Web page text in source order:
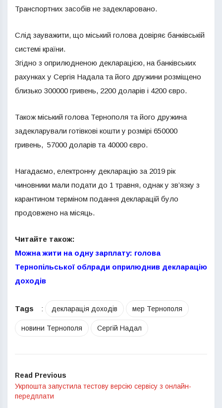
Транспортних засобів не задекларовано.
Слід зауважити, що міський голова довіряє банківській
системі країни.
Згідно з оприлюдненою декларацією, на банківських
рахунках у Сергія Надала та його дружини розміщено
близько 300000 гривень, 2200 доларів і 4200 євро.
Також міський голова Тернополя та його дружина
задекларували готівкові кошти у розмірі 650000
гривень, 57000 доларів та 40000 євро.
Нагадаємо, електронну декларацію за 2019 рік
чиновники мали подати до 1 травня, однак у зв’язку з
карантином терміном подання декларацій було
продовжено на місяць.
Читайте також:
Можна жити на одну зарплату: голова
Тернопільської облради оприлюднив декларацію
доходів
Tags : декларація доходів мер Тернополя
новини Тернополя Сергій Надал
Read Previous
Укрпошта запустила тестову версію сервісу з онлайн-
передплати